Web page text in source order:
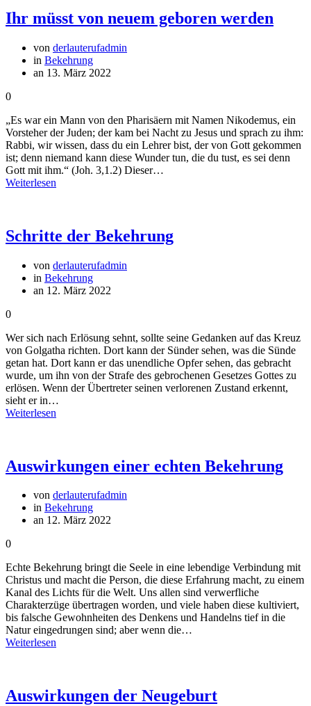
Ihr müsst von neuem geboren werden
von derlauterufadmin
in Bekehrung
an 13. März 2022
0
„Es war ein Mann von den Pharisäern mit Namen Nikodemus, ein
Vorsteher der Juden; der kam bei Nacht zu Jesus und sprach zu ihm:
Rabbi, wir wissen, dass du ein Lehrer bist, der von Gott gekommen
ist; denn niemand kann diese Wunder tun, die du tust, es sei denn
Gott mit ihm.“ (Joh. 3,1.2) Dieser…
Weiterlesen
Schritte der Bekehrung
von derlauterufadmin
in Bekehrung
an 12. März 2022
0
Wer sich nach Erlösung sehnt, sollte seine Gedanken auf das Kreuz
von Golgatha richten. Dort kann der Sünder sehen, was die Sünde
getan hat. Dort kann er das unendliche Opfer sehen, das gebracht
wurde, um ihn von der Strafe des gebrochenen Gesetzes Gottes zu
erlösen. Wenn der Übertreter seinen verlorenen Zustand erkennt,
sieht er in…
Weiterlesen
Auswirkungen einer echten Bekehrung
von derlauterufadmin
in Bekehrung
an 12. März 2022
0
Echte Bekehrung bringt die Seele in eine lebendige Verbindung mit
Christus und macht die Person, die diese Erfahrung macht, zu einem
Kanal des Lichts für die Welt. Uns allen sind verwerfliche
Charakterzüge übertragen worden, und viele haben diese kultiviert,
bis falsche Gewohnheiten des Denkens und Handelns tief in die
Natur eingedrungen sind; aber wenn die…
Weiterlesen
Auswirkungen der Neugeburt